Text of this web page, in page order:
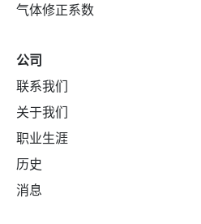
气体修正系数
公司
联系我们
关于我们
职业生涯
历史
消息